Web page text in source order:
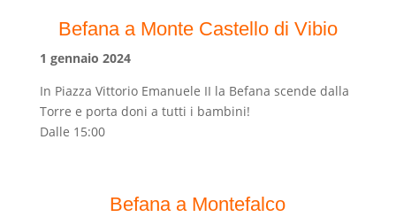
Befana a Monte Castello di Vibio
1 gennaio 2024
In Piazza Vittorio Emanuele II la Befana scende dalla
Torre e porta doni a tutti i bambini!
Dalle 15:00
Befana a Montefalco